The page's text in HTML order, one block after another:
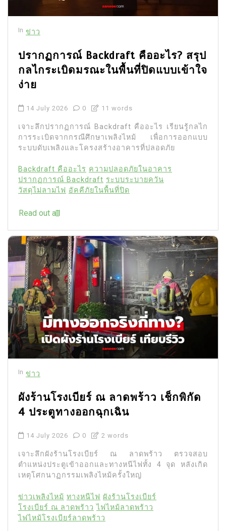
In ข่าว
ปรากฏการณ์ Backdraft คืออะไร? สรุป
กลไกระเบิดมรณะในพื้นที่ปิดแบบเข้าใจ
ง่าย
14 July 2026 0 11 words
เจาะลึกปรากฏการณ์ Backdraft คืออะไร เรียนรู้กลไก
การระเบิดจากกรณีศึกษาเพลิงไหม้ เพื่อการออกแบบ
ระบบดับเพลิงและโครงสร้างอาคารที่ปลอดภัย
Backdraft คืออะไร ความปลอดภัยในอาคาร
ปรากฏการณ์ Backdraft ระบบระบายควัน
วัสดุไม่ลามไฟ อัคคีภัยในพื้นที่ปิด
Read out all
In ข่าว
ผังร้านโรงเบียร์ ณ ลาดพร้าว เช็กพิกัด
4 ประตูทางออกฉุกเฉิน
14 July 2026 0 2 words
เจาะลึกผังร้านโรงเบียร์ ณ ลาดพร้าว ตรวจสอบ
ตำแหน่งประตูเข้าออกและทางหนีไฟทั้ง 4 จุด หลังเกิด
เหตุโศกนาฏกรรมเพลิงไหม้ครั้งใหญ่
ข่าวเพลิงไหม้ ทางหนีไฟ ผังร้านโรงเบียร์
โรงเบียร์ ณ ลาดพร้าว ไฟไหม้ลาดพร้าว
ไฟไหม้โรงเบียร์ลาดพร้าว